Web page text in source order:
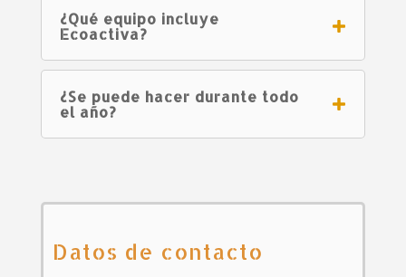
¿Qué equipo incluye
Ecoactiva?
¿Se puede hacer durante todo
el año?
Datos de contacto